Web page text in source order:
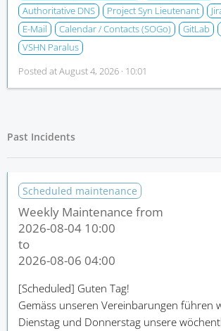
Authoritative DNS
Project Syn Lieutenant
E-Mail
Calendar / Contacts (SOGo) GitLab
VSHN Paralus
Posted atAugust 4, 2026 · 10:01
Past Incidents
Scheduled maintenance
Weekly Maintenance from
2026-08-04 10:00
to
2026-08-06 04:00
[Scheduled] Guten Tag!
Gemäss unseren Vereinbarungen führen
Dienstag und Donnerstag unsere